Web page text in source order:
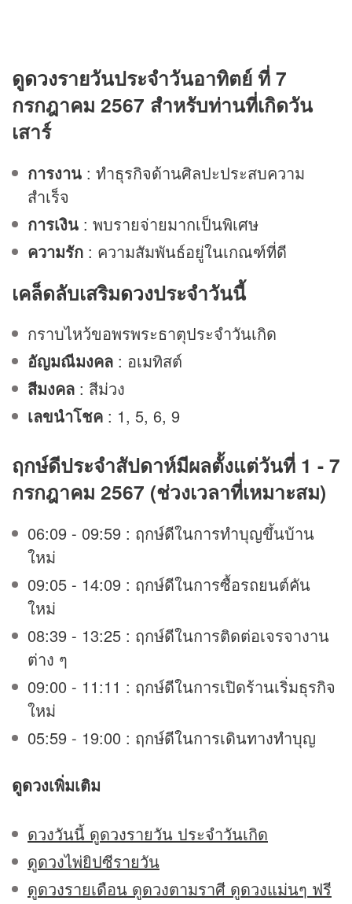
ดูดวงรายวันประจำวันอาทิตย์ ที่ 7
กรกฎาคม 2567 สำหรับท่านที่เกิดวัน
เสาร์
การงาน : ทำธุรกิจด้านศิลปะประสบความ
สำเร็จ
การเงิน : พบรายจ่ายมากเป็นพิเศษ
ความรัก : ความสัมพันธ์อยู่ในเกณฑ์ที่ดี
เคล็ดลับเสริมดวงประจำวันนี้
กราบไหว้ขอพรพระธาตุประจำวันเกิด
อัญมณีมงคล : อเมทิสต์
สีมงคล : สีม่วง
เลขนำโชค : 1, 5, 6, 9
ฤกษ์ดีประจำสัปดาห์มีผลตั้งแต่วันที่ 1 - 7
กรกฎาคม 2567 (ช่วงเวลาที่เหมาะสม)
06:09 - 09:59 : ฤกษ์ดีในการทำบุญขึ้นบ้าน
ใหม่
09:05 - 14:09 : ฤกษ์ดีในการซื้อรถยนต์คัน
ใหม่
08:39 - 13:25 : ฤกษ์ดีในการติดต่อเจรจางาน
ต่าง ๆ
09:00 - 11:11 : ฤกษ์ดีในการเปิดร้านเริ่มธุรกิจ
ใหม่
05:59 - 19:00 : ฤกษ์ดีในการเดินทางทำบุญ
ดูดวงเพิ่มเติม
ดวงวันนี้ ดูดวงรายวัน ประจำวันเกิด
ดูดวงไพ่ยิปซีรายวัน
ดูดวงรายเดือน ดูดวงตามราศี ดูดวงแม่นๆ ฟรี